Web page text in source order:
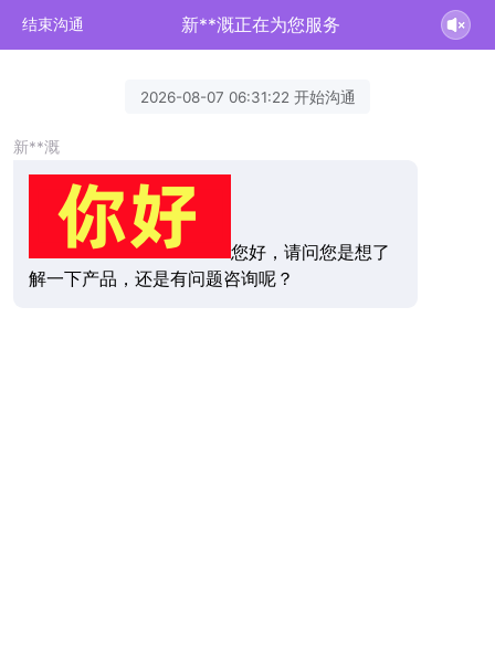
结束沟通 新**溉正在为您服务
2026-08-07 06:31:22 开始沟通
新**溉
您好，请问您是想了
解一下产品，还是有问题咨询呢？